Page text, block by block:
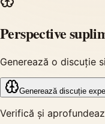
Perspective
Generează o discuție
Generează discuție
Verifică și